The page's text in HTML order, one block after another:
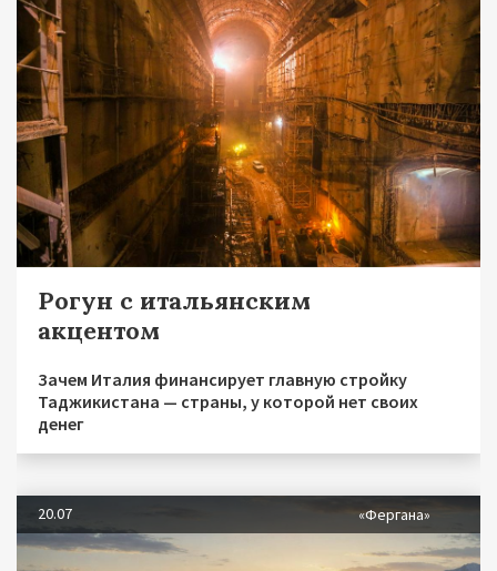
Рогун с итальянским
акцентом
Зачем Италия финансирует главную стройку
Таджикистана — страны, у которой нет своих
денег
20.07 «Фергана»